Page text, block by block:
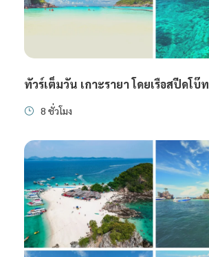
ทัวร์เต็มวัน เกาะรายา โดยเรือสปีดโบ๊ท
8 ชั่วโมง